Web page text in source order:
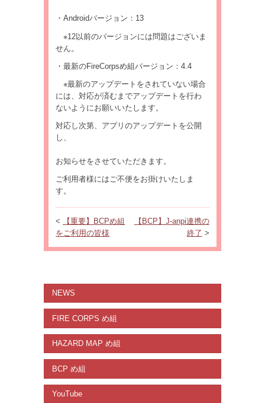
・Androidバージョン：13
※12以前のバージョンには問題はございま
せん。
・最新のFireCorpsめ組バージョン：4.4
※最新のアップデートをされていない場合
には、対応が済むまでアップデートを行わ
ないようにお願いいたします。
対応し次第、アプリのアップデートを公開
し、
お知らせをさせていただきます。
ご利用者様にはご不便をお掛けいたしま
す。
<
【重要】BCPめ組
をご利用の皆様
【BCP】J-anpi連携の
終了 >
NEWS
FIRE CORPS め組
HAZARD MAP め組
BCP め組
YouTube